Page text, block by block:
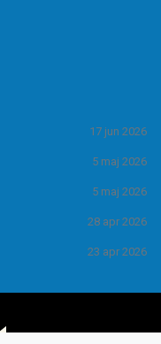
17 jun 2026
5 maj 2026
5 maj 2026
28 apr 2026
23 apr 2026